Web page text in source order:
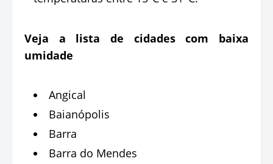
Veja a lista de cidades com baixa
umidade
Angical
Baianópolis
Barra
Barra do Mendes